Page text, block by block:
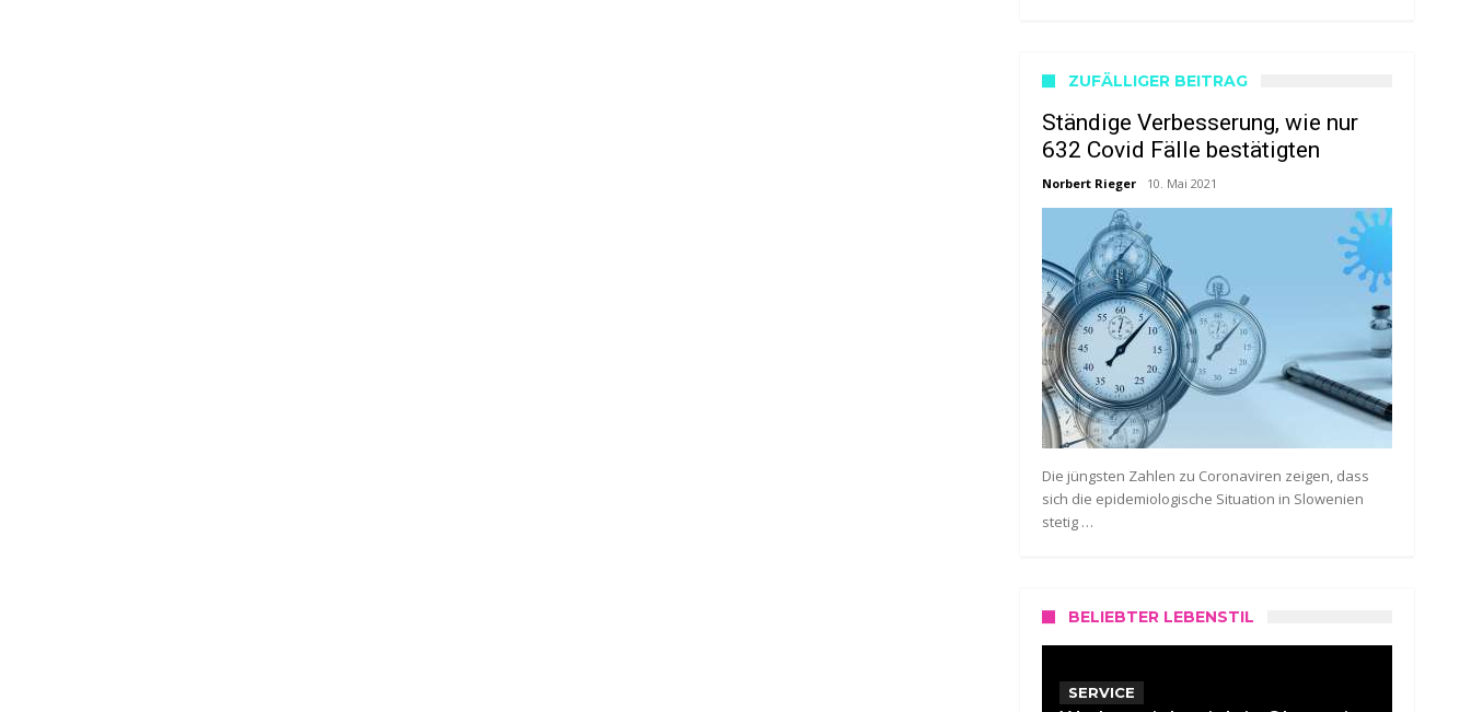
ZUFÄLLIGER BEITRAG
Ständige Verbesserung, wie nur
632 Covid Fälle bestätigten
Norbert Rieger 10. Mai 2021
Die jüngsten Zahlen zu Coronaviren zeigen, dass
sich die epidemiologische Situation in Slowenien
stetig …
BELIEBTER LEBENSTIL
SERVICE